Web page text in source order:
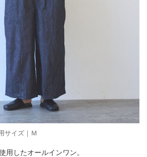
サイズ｜Ｍ
用したオールインワン。